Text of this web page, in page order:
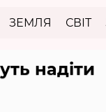
ЗЕМЛЯ СВІТ
надіти